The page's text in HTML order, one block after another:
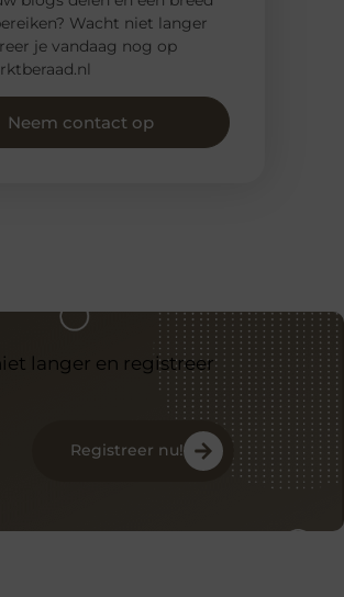
Wacht niet langer
je vandaag nog op
Neem contact op
langer en registreer
Registreer nu!